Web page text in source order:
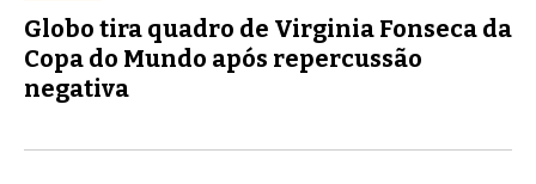
Globo tira quadro de Virginia Fonseca da
Copa do Mundo após repercussão
negativa